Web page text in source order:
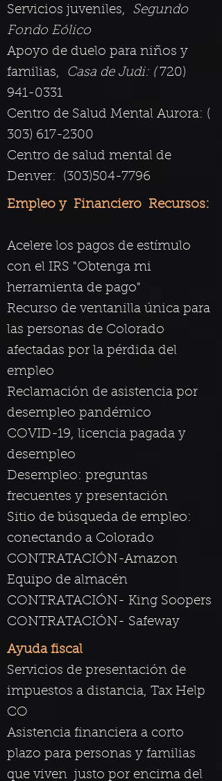
Servicios juveniles,
Segundo
Fondo Eólico
Apoyo de duelo para niños y
familias,
Casa de Judi: (720)
941-0331
Centro de Salud Mental Aurora: (
303) 617-2300
Centro de salud mental de
Denver:
(303)504-7796
Empleo y Financiero Recursos:
Acelere los pagos de estímulo
con el IRS "Obtenga mi
herramienta de pago"
Recurso de ventanilla única para
las personas de Colorado
afectadas por la pérdida del
empleo
Reclamación de asistencia por
desempleo pandémico
COVID-19, licencia pagada y
desempleo
Desempleo: preguntas
frecuentes y presentación
Sitio de búsqueda de empleo:
conectando a Colorado
CONTRATACIÓN-Amazon
Equipo de almacén
CONTRATACIÓN- King Soopers
CONTRATACIÓN- Safeway
Ayuda fiscal
Servicios de presentación de
impuestos a distancia, Tax Help
CO
Asistencia financiera a corto
plazo para personas y familias
que viven justo por encima del